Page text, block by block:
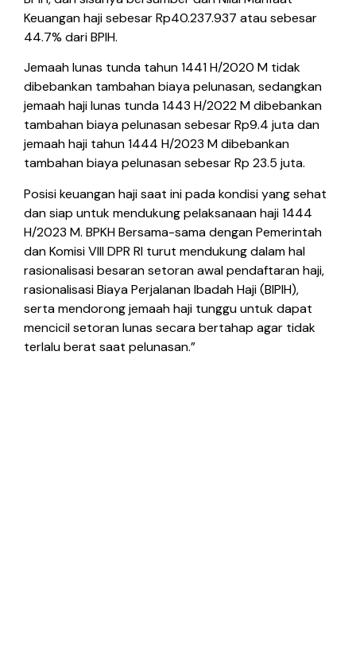
Keuangan haji sebesar Rp40.237.937 atau sebesar
44.7% dari BPIH.
Jemaah lunas tunda tahun 1441 H/2020 M tidak
dibebankan tambahan biaya pelunasan, sedangkan
jemaah haji lunas tunda 1443 H/2022 M dibebankan
tambahan biaya pelunasan sebesar Rp9.4 juta dan
jemaah haji tahun 1444 H/2023 M dibebankan
tambahan biaya pelunasan sebesar Rp 23.5 juta.
Posisi keuangan haji saat ini pada kondisi yang sehat
dan siap untuk mendukung pelaksanaan haji 1444
H/2023 M. BPKH Bersama-sama dengan Pemerintah
dan Komisi VIII DPR RI turut mendukung dalam hal
rasionalisasi besaran setoran awal pendaftaran haji,
rasionalisasi Biaya Perjalanan Ibadah Haji (BIPIH),
serta mendorong jemaah haji tunggu untuk dapat
mencicil setoran lunas secara bertahap agar tidak
terlalu berat saat pelunasan.”